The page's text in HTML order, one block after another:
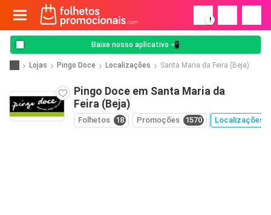
!
Baixe nosso aplicativo 📲
Lojas Pingo Doce Localizações Santa Maria da Feira (Beja)
Pingo Doce em Santa Maria da
Feira (Beja)
Folhetos 18 Promoções 1570 Localizações